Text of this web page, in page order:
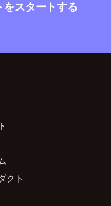
スタートする
クト